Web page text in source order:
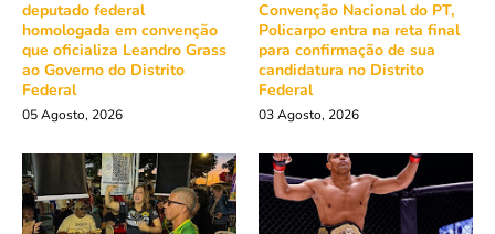
deputado federal
homologada em convenção
que oficializa Leandro Grass
ao Governo do Distrito
Federal
05 Agosto, 2026
Convenção Nacional do PT,
Policarpo entra na reta final
para confirmação de sua
candidatura no Distrito
Federal
03 Agosto, 2026